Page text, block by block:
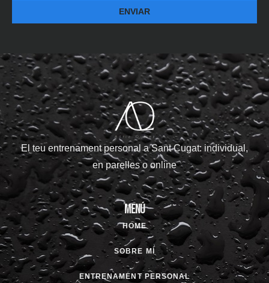
ENVIAR
El teu entrenament personal a Sant Cugat: individual,
en parelles o online
Menú
HOME
SOBRE MÍ
ENTRENAMENT PERSONAL